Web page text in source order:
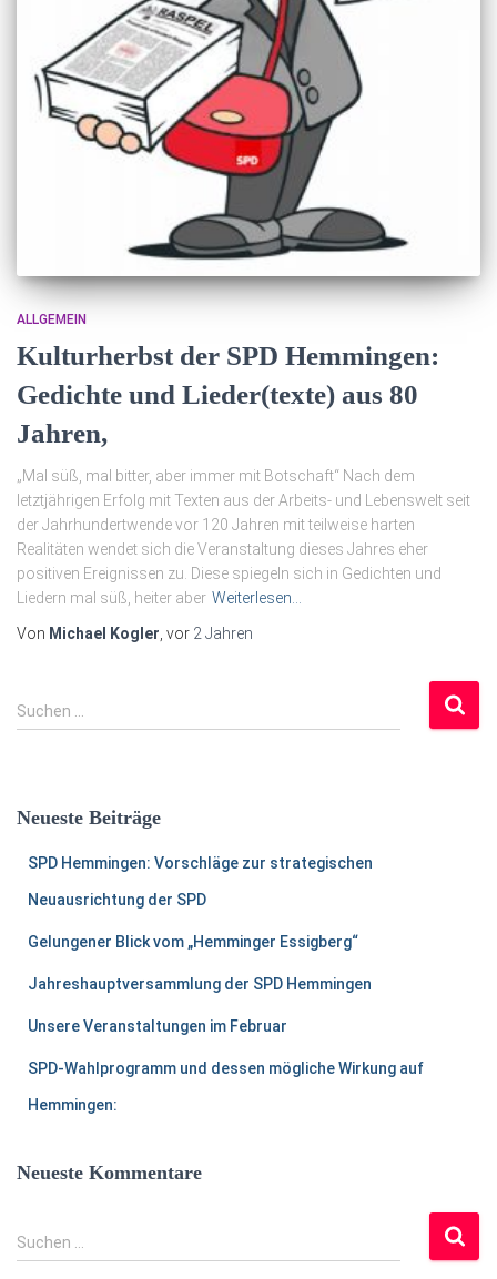
ALLGEMEIN
Kulturherbst der SPD Hemmingen:
Gedichte und Lieder(texte) aus 80
Jahren,
„Mal süß, mal bitter, aber immer mit Botschaft“ Nach dem
letztjährigen Erfolg mit Texten aus der Arbeits- und Lebenswelt seit
der Jahrhundertwende vor 120 Jahren mit teilweise harten
Realitäten wendet sich die Veranstaltung dieses Jahres eher
positiven Ereignissen zu. Diese spiegeln sich in Gedichten und
Liedern mal süß, heiter aber Weiterlesen…
Von Michael Kogler , vor 2 Jahren
S
u
n
Suchen …
Neueste Beiträge
SPD Hemmingen: Vorschläge zur strategischen
Neuausrichtung der SPD
Gelungener Blick vom „Hemminger Essigberg“
Jahreshauptversammlung der SPD Hemmingen
Unsere Veranstaltungen im Februar
SPD-Wahlprogramm und dessen mögliche Wirkung auf
Hemmingen:
Neueste Kommentare
S
u
Suchen …